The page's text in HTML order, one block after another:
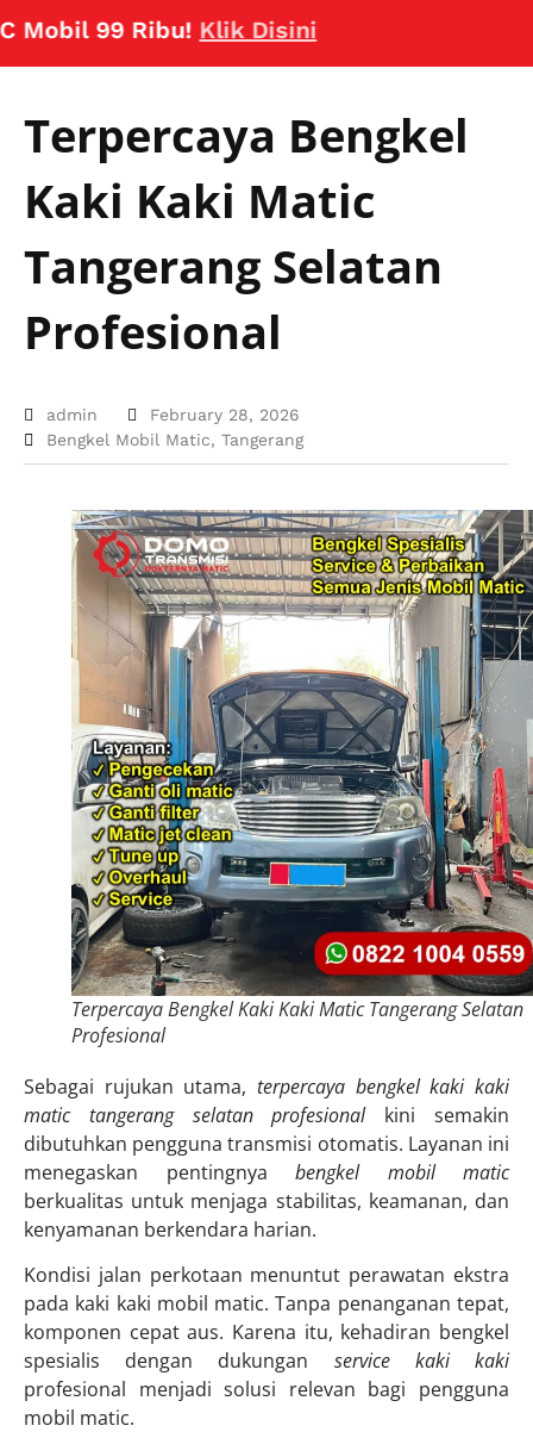
99 Ribu!Klik Disini
Terpercaya Bengkel
Kaki Kaki Matic
Tangerang Selatan
Profesional
admin
February 28, 2026
Bengkel Mobil Matic, Tangerang
Terpercaya Bengkel Kaki Kaki Matic Tangerang Selatan
Profesional
Sebagai rujukan utama, terpercaya bengkel kaki kaki
matic tangerang selatan profesionalkini semakin
dibutuhkan pengguna transmisi otomatis. Layanan ini
menegaskan pentingnya bengkel mobil matic
berkualitas untuk menjaga stabilitas, keamanan, dan
kenyamanan berkendara harian.
Kondisi jalan perkotaan menuntut perawatan ekstra
pada kaki kaki mobil matic. Tanpa penanganan tepat,
komponen cepat aus. Karena itu, kehadiran bengkel
spesialis dengan dukungan service kaki kaki
profesional menjadi solusi relevan bagi pengguna
mobil matic.